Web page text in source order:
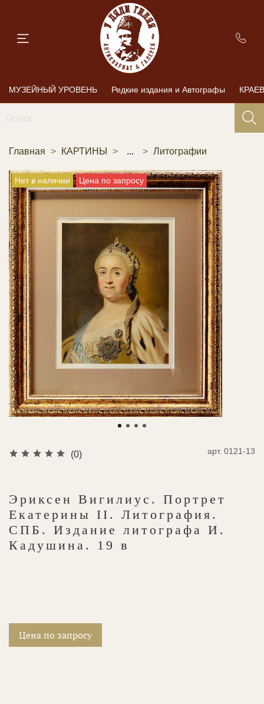
МУЗЕЙНЫЙ УРОВЕНЬ Редкие издания и Автографы
Главная КАРТИНЫ ... Литографии
Нет в наличии Цена по запросу
(0) арт. 0121-13
Эриксен Вигилиус. Портрет
Екатерины II. Литография.
СПБ. Издание литографа И.
Кадушина. 19 в
Цена по запросу